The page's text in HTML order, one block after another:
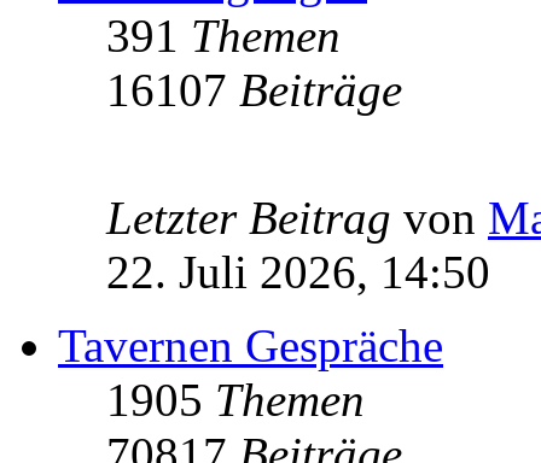
391 Themen
16107 Beiträge
Letzter Beitrag von
22. Juli 2026, 14:50
Tavernen Gespräche
1905 Themen